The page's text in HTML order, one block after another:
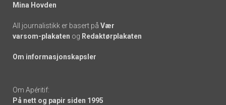
Mina Hovden
All journalistikk er basert på Vær
varsom-plakaten og Redaktørplakaten
Om informasjonskapsler
Om Apéritif:
På nett og papir siden 1995